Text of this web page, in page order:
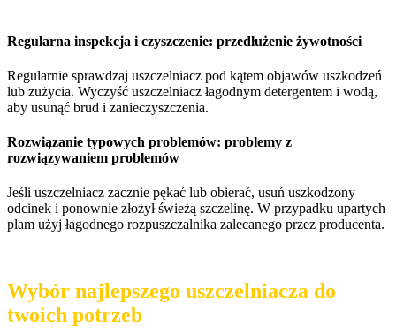
Regularna inspekcja i czyszczenie: przedłużenie żywotności
Regularnie sprawdzaj uszczelniacz pod kątem objawów uszkodzeń
lub zużycia. Wyczyść uszczelniacz łagodnym detergentem i wodą,
aby usunąć brud i zanieczyszczenia.
Rozwiązanie typowych problemów: problemy z
rozwiązywaniem problemów
Jeśli uszczelniacz zacznie pękać lub obierać, usuń uszkodzony
odcinek i ponownie złożył świeżą szczelinę. W przypadku upartych
plam użyj łagodnego rozpuszczalnika zalecanego przez producenta.
Wybór najlepszego uszczelniacza do
twoich potrzeb